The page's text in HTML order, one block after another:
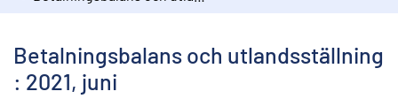
Betalningsbalans och utlandsställning
: 2021, juni